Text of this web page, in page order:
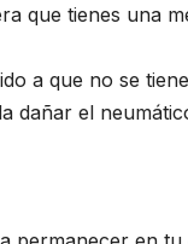
que tienes una
a que no se
dañar el